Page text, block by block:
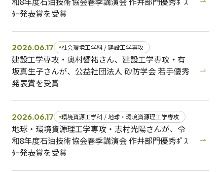
ﾀｰ発表賞を受賞
2026.06.17 社会環境工学科 / 建設工学専攻
建設工学専攻・奥村響祐さん、建設工学専攻・有
坂真生子さんが、公益社団法人 砂防学会 若手優秀
発表賞を受賞
2026.06.17 環境資源工学科 / 地球・環境資源理工学専攻
地球・環境資源理工学専攻・志村光陽さんが、令
和8年度石油技術協会春季講演会 作井部門優秀ﾎﾟｽ
ﾀｰ発表賞を受賞